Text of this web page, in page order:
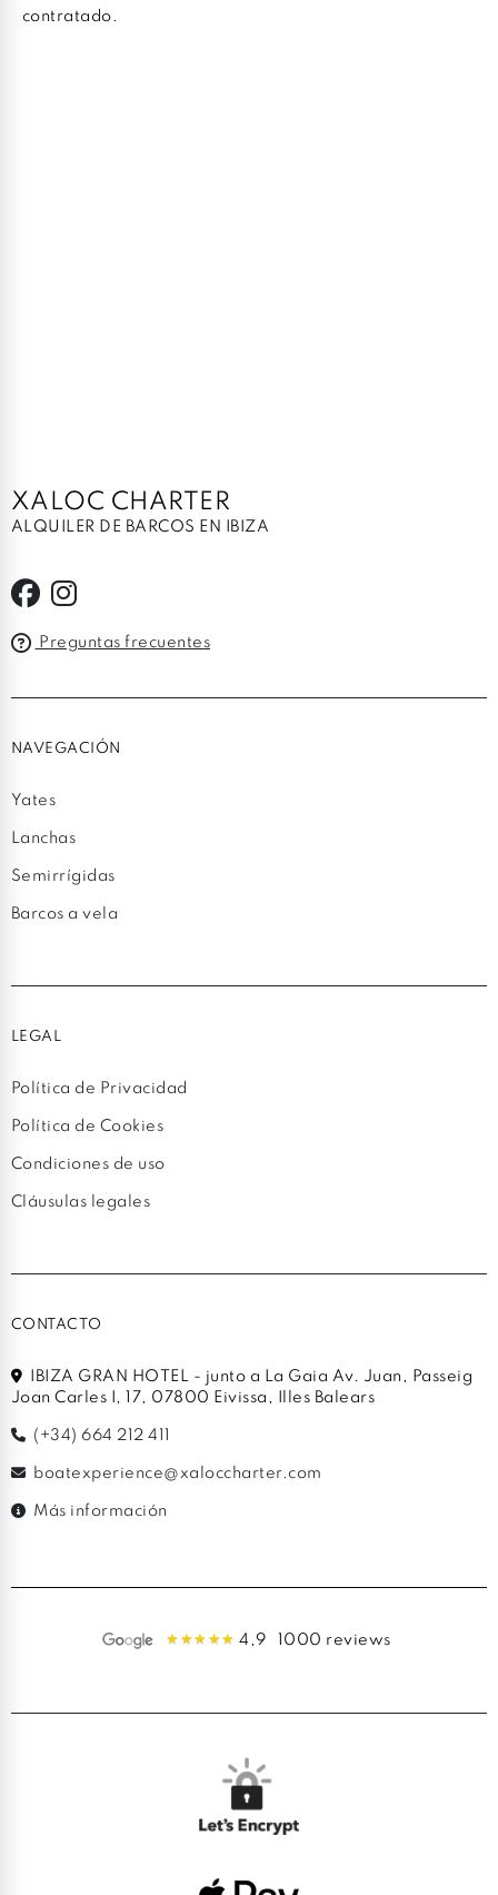
contratado.
XALOC CHARTER
ALQUILER DE BARCOS EN IBIZA
Preguntas frecuentes
NAVEGACIÓN
Yates
Lanchas
Semirrígidas
Barcos a vela
LEGAL
Política de Privacidad
Política de Cookies
Condiciones de uso
Cláusulas legales
CONTACTO
IBIZA GRAN HOTEL - junto a La Gaia Av. Juan, Passeig
Joan Carles I, 17, 07800 Eivissa, Illes Balears
(+34) 664 212 411
boatexperience@xaloccharter.com
Más información
4,9 1000 reviews